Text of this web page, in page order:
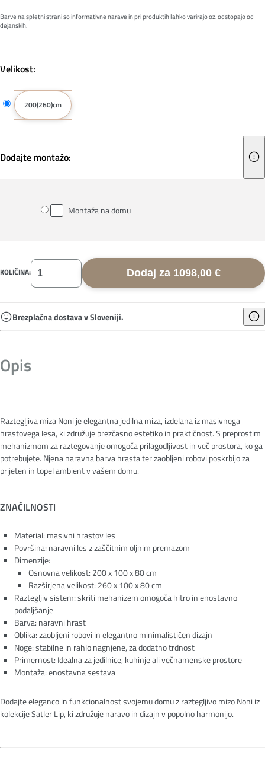
Barve na spletni strani so informativne narave in pri produktih lahko varirajo oz. odstopajo od
dejanskih.
Velikost:
200(260)cm
Dodajte montažo:
Montaža na domu
KOLIČINA: Dodaj za 1098,00 €
Brezplačna dostava v Sloveniji.
Opis
Raztegljiva miza Noni je elegantna jedilna miza, izdelana iz masivnega
hrastovega lesa, ki združuje brezčasno estetiko in praktičnost. S preprostim
mehanizmom za raztegovanje omogoča prilagodljivost in več prostora, ko ga
potrebujete. Njena naravna barva hrasta ter zaobljeni robovi poskrbijo za
prijeten in topel ambient v vašem domu.
ZNAČILNOSTI
Material: masivni hrastov les
Površina: naravni les z zaščitnim oljnim premazom
Dimenzije:
Osnovna velikost: 200 x 100 x 80 cm
Razširjena velikost: 260 x 100 x 80 cm
Raztegljiv sistem: skriti mehanizem omogoča hitro in enostavno
podaljšanje
Barva: naravni hrast
Oblika: zaobljeni robovi in elegantno minimalističen dizajn
Noge: stabilne in rahlo nagnjene, za dodatno trdnost
Primernost: Idealna za jedilnice, kuhinje ali večnamenske prostore
Montaža: enostavna sestava
Dodajte eleganco in funkcionalnost svojemu domu z raztegljivo mizo Noni iz
kolekcije Satler Lip, ki združuje naravo in dizajn v popolno harmonijo.